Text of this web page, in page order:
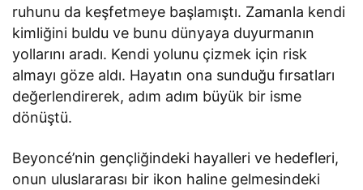
ruhunu da keşfetmeye başlamıştı. Zamanla kendi
kimliğini buldu ve bunu dünyaya duyurmanın
yollarını aradı. Kendi yolunu çizmek için risk
almayı göze aldı. Hayatın ona sunduğu fırsatları
değerlendirerek, adım adım büyük bir isme
dönüştü.
Beyoncé’nin gençliğindeki hayalleri ve hedefleri,
onun uluslararası bir ikon haline gelmesindeki